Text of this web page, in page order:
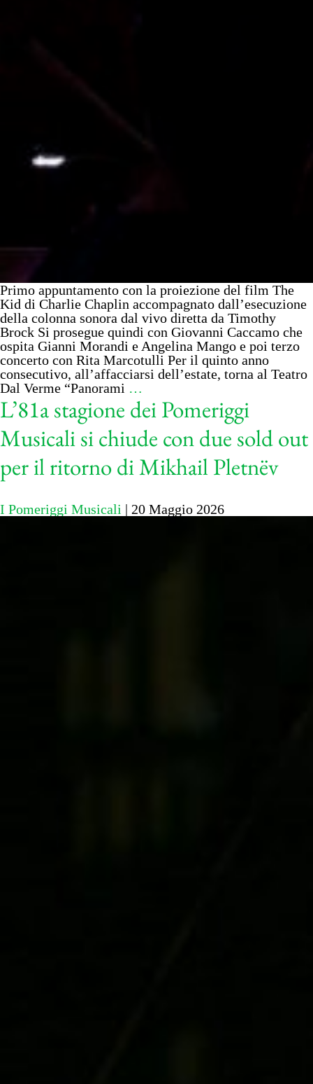
Primo appuntamento con la proiezione del film The
Kid di Charlie Chaplin accompagnato dall’esecuzione
della colonna sonora dal vivo diretta da Timothy
Brock Si prosegue quindi con Giovanni Caccamo che
ospita Gianni Morandi e Angelina Mango e poi terzo
concerto con Rita Marcotulli Per il quinto anno
consecutivo, all’affacciarsi dell’estate, torna al Teatro
Dal Verme “Panorami …
L’81a stagione dei Pomeriggi
Musicali si chiude con due sold out
per il ritorno di Mikhail Pletnëv
I Pomeriggi Musicali | 20 Maggio 2026